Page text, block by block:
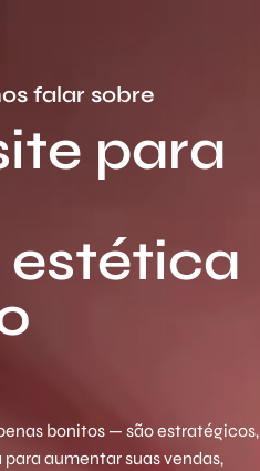
falar sobre
para
bonitos — são estratégicos,
aumentar suas vendas,